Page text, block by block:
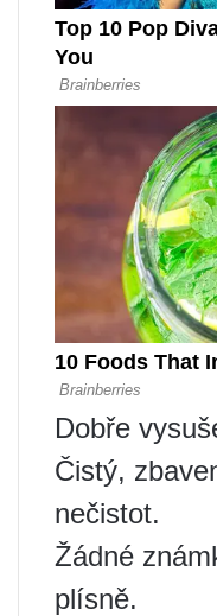
Dobře
Čistý,
nečistot.
Žádné
plísně.